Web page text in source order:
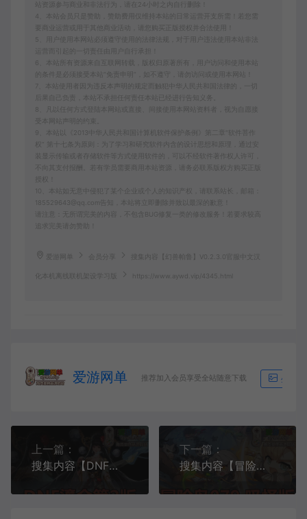
站资源参与商业和非法行为，请在24小时之内自行删除！
4、本站会员只是赞助，赞助费用仅维持本站的日常运营开支所需！若您需
要商业运营或用于其他商业活动，请您购买正版授权并合法使用！
5、用户使用本网站必须遵守使用的法律法规，对于用户违法使用本站非法
6、本站所有资源来自互联网转载，版权归原著所有，用户访问和使用本站
的条件是必须接受本站“免责申明”，如不遵守，请勿访问或使用本网站！
7、本站使用者因为违反本声明的规定而触犯中华人民共和国法律的，一切
后果自己负责，本站不承担任何责任本站已经进行告知义务。
8、凡以任何方式登陆本网站或直接、间接使用本网站资料者，视为自愿接
受本网站声明的约束。
9、本站以《2013中华人民共和国计算机软件保护条例》第二章"软件菩作
权” 第十七条为原则：为了学习和研究软件内含的设计思想和原理，通过安
装显示传输或者存储软件等方式使用软件的，可以不经软件著作权人许可，
不向其支付报酬。若有学员需要商用本站资源，请务必联系版权方购买正版
10、本站如无意中侵犯了某个企业或个人的知识产权，请联系站长，邮箱：
185529643@qq.com告知，本站将立即删除并致以最深的歉意！
请注意：无所谓完美的内容，不包含BUG修复一类的修改服务！若要求较高
追求完美请勿赞助！
爱游网单 搜集内容【幻兽帕鲁】V0.2.3.0官服中文汉
化本机离线联机架设学习版 https://www.aywd.vip/4345.html
爱游网单 推荐加入会员享受全站随意下载 生成海
上一篇：
搜集内容【DNF】100级鎏金第二版女鬼剑女圣职者小魔女合金战士影舞者多个新职业虚拟机一键端网游单机版
下一篇：
搜集内容【冒险岛】V079年度版带内辅吸怪GM后台视频启动教学网游单机版免虚拟机